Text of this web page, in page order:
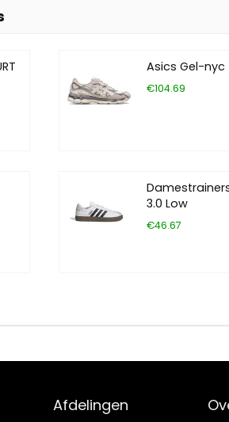
Asics Gel-nyc
€104.69
3.0 Low
€46.67
Afdelingen